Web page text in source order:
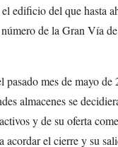
edificio del que hasta
de la Gran Vía
mes de mayo de
almacenes se
y de su oferta
acordar el cierre y su